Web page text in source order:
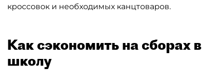
кроссовок и необходимых канцтоваров.
Как сэкономить на сборах в
школу